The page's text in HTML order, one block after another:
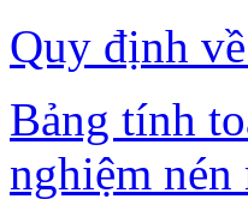
Quy định
Bảng tính
nghiệm nén